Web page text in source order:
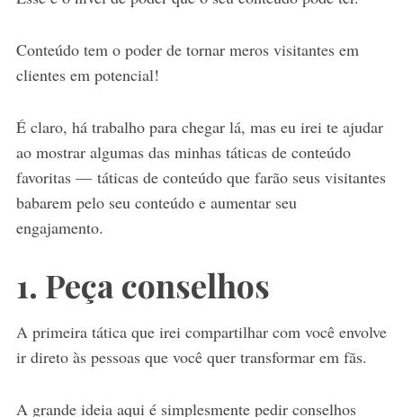
Conteúdo tem o poder de tornar meros visitantes em
clientes em potencial!
É claro, há trabalho para chegar lá, mas eu irei te ajudar
ao mostrar algumas das minhas táticas de conteúdo
favoritas — táticas de conteúdo que farão seus visitantes
babarem pelo seu conteúdo e aumentar seu
engajamento.
1. Peça conselhos
A primeira tática que irei compartilhar com você envolve
ir direto às pessoas que você quer transformar em fãs.
A grande ideia aqui é simplesmente pedir conselhos